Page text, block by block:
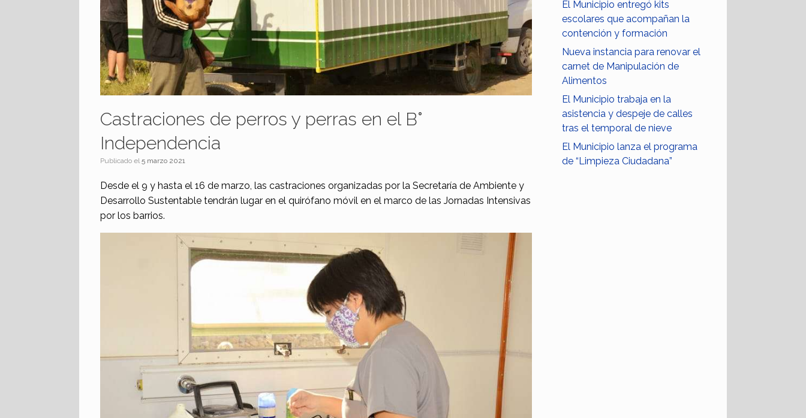
Castraciones de perros y perras en el B°
Independencia
Publicado el5 marzo 2021
Desde el 9 y hasta el 16 de marzo, las castraciones organizadas por la Secretaría de Ambiente y
Desarrollo Sustentable tendrán lugar en el quirófano móvil en el marco de las Jornadas Intensivas
por los barrios.
El Municipio entregó kits
escolares que acompañan la
contención y formación
Nueva instancia para renovar el
carnet de Manipulación de
Alimentos
El Municipio trabaja en la
asistencia y despeje de calles
tras el temporal de nieve
El Municipio lanza el programa
de “Limpieza Ciudadana”